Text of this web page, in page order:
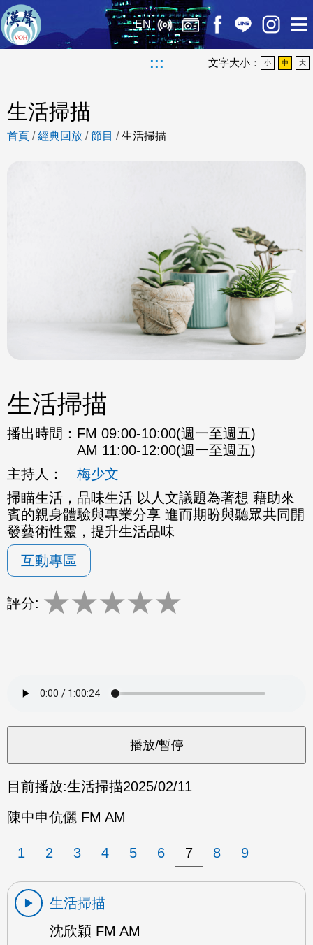
EN
::: 文字大小： 小 中 大
生活掃描
首頁 /經典回放 /節目 /生活掃描
生活掃描
播出時間： FM 09:00-10:00(週一至週五)
AM 11:00-12:00(週一至週五)
主持人：
梅少文
掃瞄生活，品味生活 以人文議題為著想 藉助來
賓的親身體驗與專業分享 進而期盼與聽眾共同開
發藝術性靈，提升生活品味
互動專區
評分: ★★★★★
目前播放:生活掃描2025/02/11
陳中申伉儷 FM AM
1 2 3 4 5 6 7 8 9
生活掃描
沈欣穎 FM AM